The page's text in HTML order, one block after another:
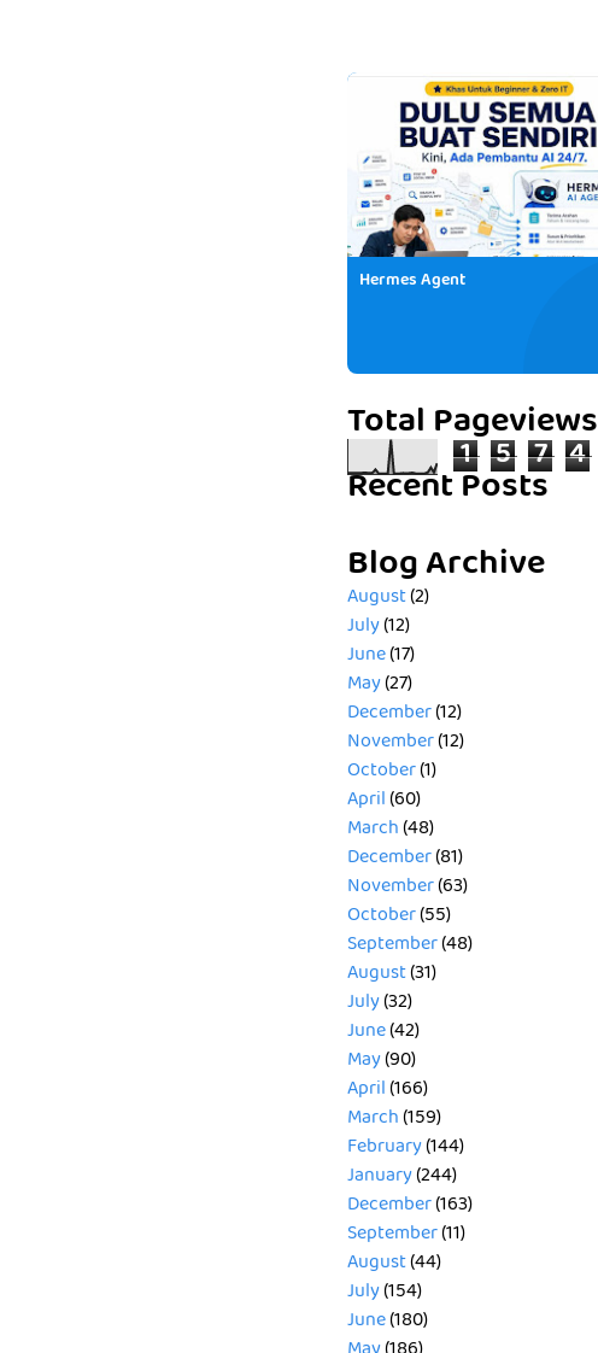
Hermes Agent
Total Pageviews
1 5 7 4
Recent Posts
Blog Archive
August(2)
July(12)
June(17)
May(27)
December(12)
November(12)
October(1)
April(60)
March(48)
December(81)
November(63)
October(55)
September(48)
August(31)
July(32)
June(42)
May(90)
April(166)
March(159)
February(144)
January(244)
December(163)
September(11)
August(44)
July(154)
June(180)